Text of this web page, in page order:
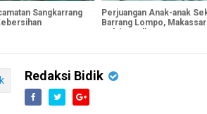
Sangkarrang
Perjuangan Anak-anak
Barrang Lompo,
Redaksi Bidik